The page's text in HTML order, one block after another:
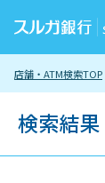
店舗・ATM検索TOP
検索結果